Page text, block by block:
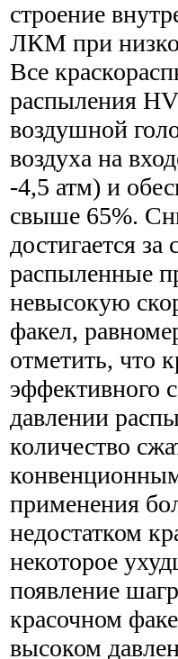
строение
ЛКМ при
Все
распыления
воздушной
воздуха на
-4,5 атм) и
свыше 65%.
достигается за
распыленные
невысокую
факел,
отметить, что
эффективного
давлении
количество
применения
недостатком
некоторое
появление
красочном
высоком